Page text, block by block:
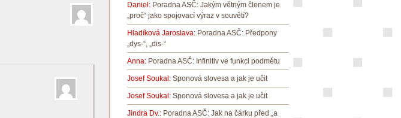
Daniel: Poradna ASČ: Jakým větným členem je
„proč“ jako spojovací výraz v souvětí?
Hladíková Jaroslava: Poradna ASČ: Předpony
„dys-“, „dis-“
Anna: Poradna ASČ: Infinitiv ve funkci podmětu
Josef Soukal: Sponová slovesa a jak je učit
Josef Soukal: Sponová slovesa a jak je učit
Jindra Dv.: Poradna ASČ: Jak na čárku před „a